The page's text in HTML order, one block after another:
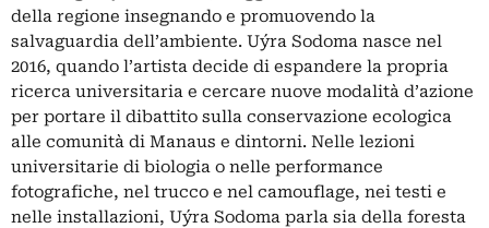
della regione insegnando e promuovendo la
salvaguardia dell’ambiente. Uýra Sodoma nasce nel
2016, quando l’artista decide di espandere la propria
ricerca universitaria e cercare nuove modalità d’azione
per portare il dibattito sulla conservazione ecologica
alle comunità di Manaus e dintorni. Nelle lezioni
universitarie di biologia o nelle performance
fotografiche, nel trucco e nel camouflage, nei testi e
nelle installazioni, Uýra Sodoma parla sia della foresta